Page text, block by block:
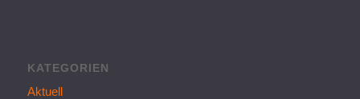
KATEGORIEN
Aktuell